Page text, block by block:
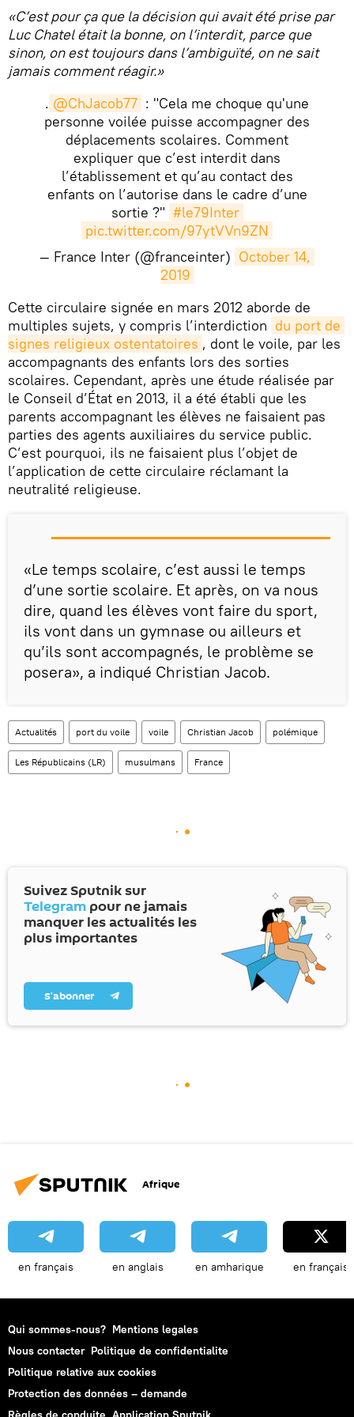
«C’est pour ça que la décision qui avait été prise par
Luc Chatel était la bonne, on l’interdit, parce que
sinon, on est toujours dans l’ambiguïté, on ne sait
jamais comment réagir.»
. @ChJacob77 : "Cela me choque qu'une
personne voilée puisse accompagner des
déplacements scolaires. Comment
expliquer que c’est interdit dans
l’établissement et qu’au contact des
enfants on l’autorise dans le cadre d’une
sortie ?" #le79Inter
pic.twitter.com/97ytVVn9ZN
— France Inter (@franceinter) October 14,
2019
​Cette circulaire signée en mars 2012 aborde de
multiples sujets, y compris l’interdiction du port de
signes religieux ostentatoires , dont le voile, par les
accompagnants des enfants lors des sorties
scolaires. Cependant, après une étude réalisée par
le Conseil d’État en 2013, il a été établi que les
parents accompagnant les élèves ne faisaient pas
parties des agents auxiliaires du service public.
C’est pourquoi, ils ne faisaient plus l’objet de
l’application de cette circulaire réclamant la
neutralité religieuse.
«Le temps scolaire, c’est aussi le temps
d’une sortie scolaire. Et après, on va nous
dire, quand les élèves vont faire du sport,
ils vont dans un gymnase ou ailleurs et
qu’ils sont accompagnés, le problème se
posera», a indiqué Christian Jacob.
Actualités port du voile voile Christian Jacob polémique
Les Républicains (LR) musulmans France
Suivez Sputnik sur
Telegram pour ne jamais
manquer les actualités les
plus importantes
S’abonner
Afrique
en français en anglais en amharique en français
Qui sommes-nous? Mentions legales
Nous contacter Politique de confidentialite
Politique relative aux cookies
Protection des données – demande